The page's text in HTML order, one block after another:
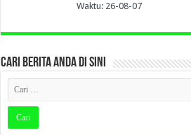
Waktu: 26-08-07
CARI BERITA ANDA DI SINI